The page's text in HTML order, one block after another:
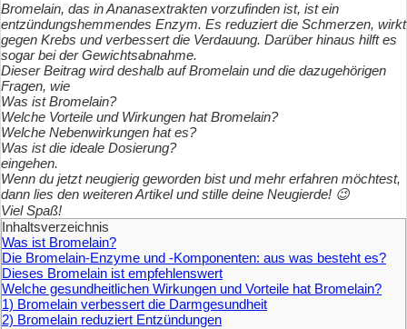
Bromelain, das in Ananasextrakten vorzufinden ist, ist ein
entzündungshemmendes Enzym. Es reduziert die Schmerzen, wirkt
gegen Krebs und verbessert die Verdauung. Darüber hinaus hilft es
sogar bei der Gewichtsabnahme.
Dieser Beitrag wird deshalb auf Bromelain und die dazugehörigen
Fragen, wie
Was istBromelain?
Welche Vorteile und Wirkungen hat Bromelain?
Welche Nebenwirkungen hat es?
Was ist die ideale Dosierung?
eingehen.
Wenn du jetzt neugierig geworden bist und mehr erfahren möchtest,
dann lies den weiteren Artikel und stille deine Neugierde! 😉
Viel Spaß!
Inhaltsverzeichnis
Was ist Bromelain?
Die Bromelain-Enzyme und -Komponenten: aus was besteht es?
Dieses Bromelain ist empfehlenswert
Welche gesundheitlichen Wirkungen und Vorteile hat Bromelain?
1) Bromelain verbessert die Darmgesundheit
2) Bromelain reduziert Entzündungen